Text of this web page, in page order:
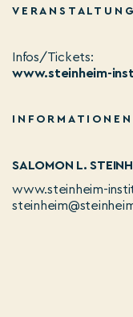
Infos/Tickets:
www.steinheim-
SALOMON L.
www.steinheim-